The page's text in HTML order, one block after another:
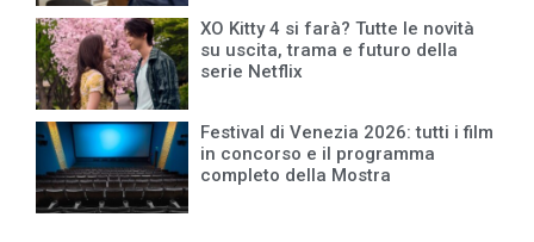
XO Kitty 4 si farà? Tutte le novità
su uscita, trama e futuro della
serie Netflix
Festival di Venezia 2026: tutti i film
in concorso e il programma
completo della Mostra